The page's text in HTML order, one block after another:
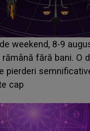
ACEST DETALIU
și ei în față, eu nu te